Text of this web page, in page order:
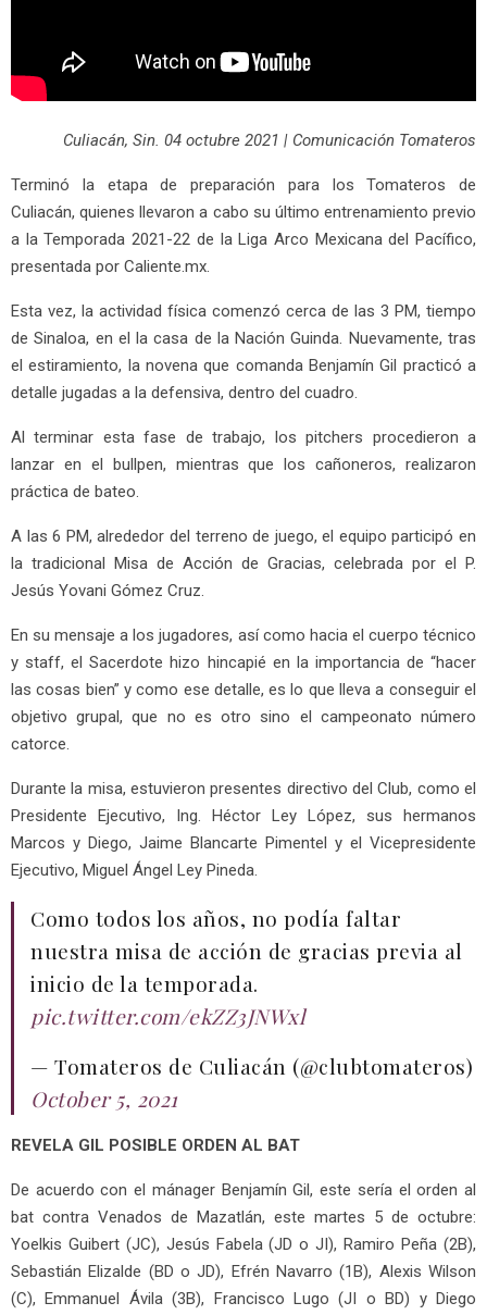
Culiacán, Sin. 04 octubre 2021 | Comunicación Tomateros
Terminó la etapa de preparación para los Tomateros de
Culiacán, quienes llevaron a cabo su último entrenamiento previo
a la Temporada 2021-22 de la Liga Arco Mexicana del Pacífico,
presentada por Caliente.mx.
Esta vez, la actividad física comenzó cerca de las 3 PM, tiempo
de Sinaloa, en el la casa de la Nación Guinda. Nuevamente, tras
el estiramiento, la novena que comanda Benjamín Gil practicó a
detalle jugadas a la defensiva, dentro del cuadro.
Al terminar esta fase de trabajo, los pitchers procedieron a
lanzar en el bullpen, mientras que los cañoneros, realizaron
práctica de bateo.
A las 6 PM, alrededor del terreno de juego, el equipo participó en
la tradicional Misa de Acción de Gracias, celebrada por el P.
Jesús Yovani Gómez Cruz.
En su mensaje a los jugadores, así como hacia el cuerpo técnico
y staff, el Sacerdote hizo hincapié en la importancia de “hacer
las cosas bien” y como ese detalle, es lo que lleva a conseguir el
objetivo grupal, que no es otro sino el campeonato número
catorce.
Durante la misa, estuvieron presentes directivo del Club, como el
Presidente Ejecutivo, Ing. Héctor Ley López, sus hermanos
Marcos y Diego, Jaime Blancarte Pimentel y el Vicepresidente
Ejecutivo, Miguel Ángel Ley Pineda.
Como todos los años, no podía faltar
nuestra misa de acción de gracias previa al
inicio de la temporada.
pic.twitter.com/ekZZ3JNWxl
— Tomateros de Culiacán (@clubtomateros)
October 5, 2021
REVELA GIL POSIBLE ORDEN AL BAT
De acuerdo con el mánager Benjamín Gil, este sería el orden al
bat contra Venados de Mazatlán, este martes 5 de octubre:
Yoelkis Guibert (JC), Jesús Fabela (JD o JI), Ramiro Peña (2B),
Sebastián Elizalde (BD o JD), Efrén Navarro (1B), Alexis Wilson
(C), Emmanuel Ávila (3B), Francisco Lugo (JI o BD) y Diego